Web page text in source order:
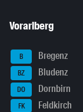
Vorarlberg
B Bregenz
BZ Bludenz
DO Dornbirn
FK Feldkirch